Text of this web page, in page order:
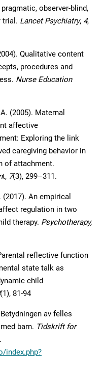
observer-blind,
trial. Lancet Psychiatry, 4,
Qualitative content
procedures and
Nurse Education
(2005). Maternal
affective
Exploring the link
caregiving behavior in
of attachment.
t, 7(3), 299–311.
(2017). An empirical
regulation in two
therapy. Psychotherapy,
reflective function
state talk as
child
(1), 81-94
av felles
barn. Tidskrift for
index.php?